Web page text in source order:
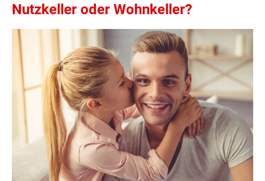
Nutzkeller oder Wohnkeller?